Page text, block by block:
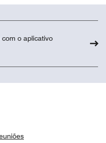
o aplicativo